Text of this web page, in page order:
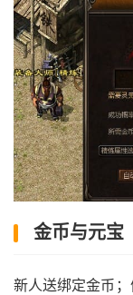
金币与元宝
新人送绑定金币